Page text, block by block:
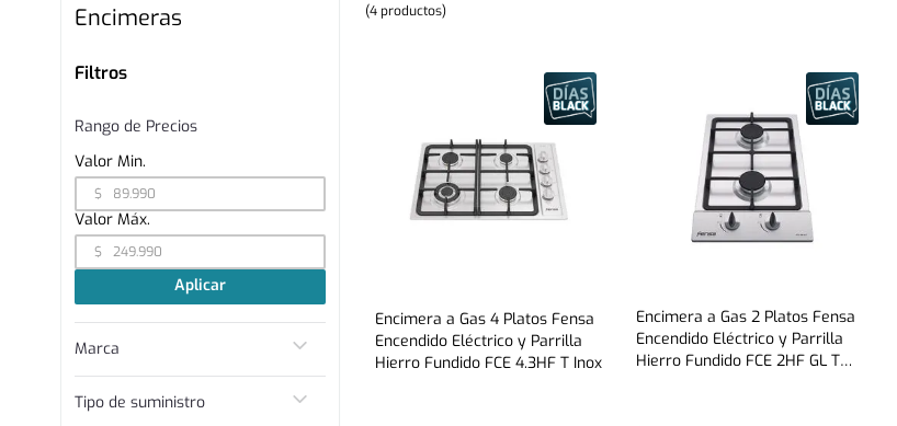
Encimeras
Filtros
Marca
Tipo de suministro
Rango de Precios
$
$
Aplicar
4productos
Encimera a Gas 4 Platos Fensa
Encendido Eléctrico y Parrilla
Hierro Fundido FCE 4.3HF T Inox
Encimera a Gas 2 Platos Fensa
Encendido Eléctrico y Parrilla
Hierro Fundido FCE 2HF GL T